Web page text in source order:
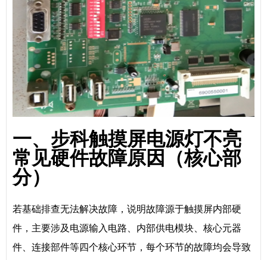
一、步科触摸屏电源灯不亮
常见硬件故障原因（核心部
分）
若基础排查无法解决故障，说明故障源于触摸屏内部硬
件，主要涉及电源输入电路、内部供电模块、核心元器
件、连接部件等四个核心环节，每个环节的故障均会导致